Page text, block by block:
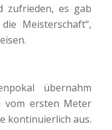
zufrieden, es gab
Meisterschaft“,
übernahm
vom ersten Meter
kontinuierlich aus.